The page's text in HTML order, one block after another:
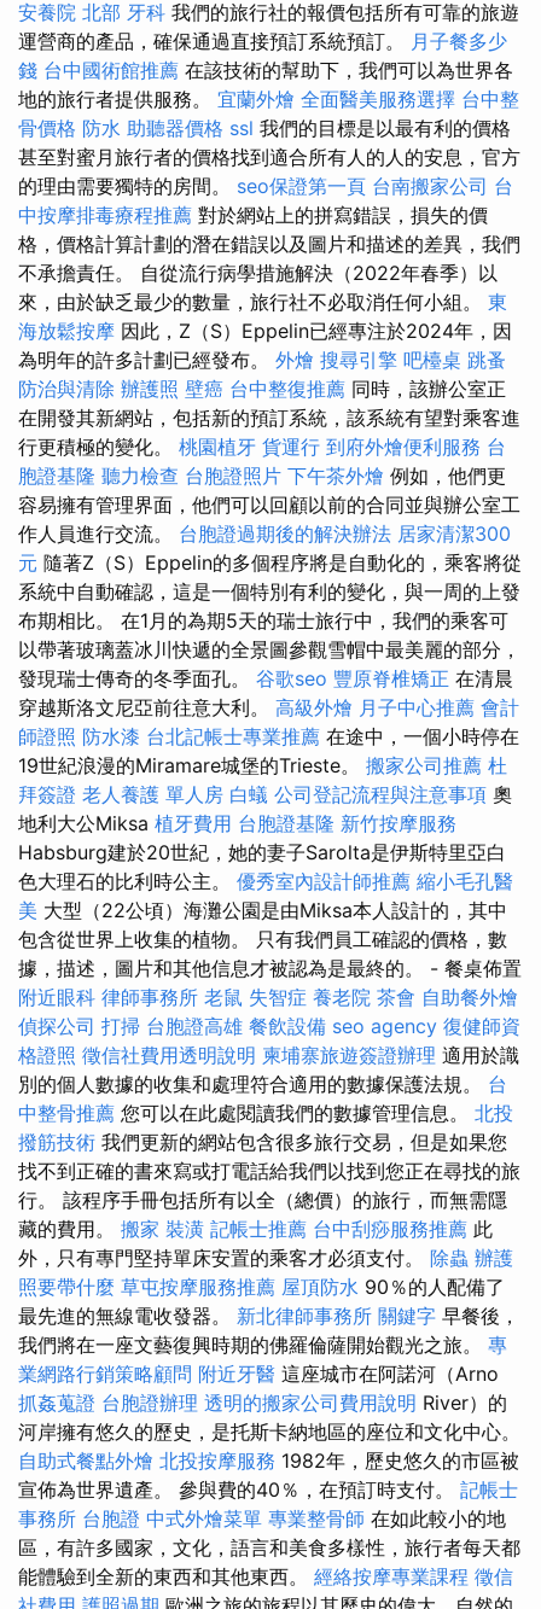
安養院 北部 牙科 我們的旅行社的報價包括所有可靠的旅遊
運營商的產品，確保通過直接預訂系統預訂。 月子餐多少
錢 台中國術館推薦 在該技術的幫助下，我們可以為世界各
地的旅行者提供服務。 宜蘭外燴 全面醫美服務選擇 台中整
骨價格 防水 助聽器價格 ssl 我們的目標是以最有利的價格
甚至對蜜月旅行者的價格找到適合所有人的人的安息，官方
的理由需要獨特的房間。 seo保證第一頁 台南搬家公司 台
中按摩排毒療程推薦 對於網站上的拼寫錯誤，損失的價
格，價格計算計劃的潛在錯誤以及圖片和描述的差異，我們
不承擔責任。 自從流行病學措施解決（2022年春季）以
來，由於缺乏最少的數量，旅行社不必取消任何小組。 東
海放鬆按摩 因此，Z（S）Eppelin已經專注於2024年，因
為明年的許多計劃已經發布。 外燴 搜尋引擎 吧檯桌 跳蚤
防治與清除 辦護照 壁癌 台中整復推薦 同時，該辦公室正
在開發其新網站，包括新的預訂系統，該系統有望對乘客進
行更積極的變化。 桃園植牙 貨運行 到府外燴便利服務 台
胞證基隆 聽力檢查 台胞證照片 下午茶外燴 例如，他們更
容易擁有管理界面，他們可以回顧以前的合同並與辦公室工
作人員進行交流。 台胞證過期後的解決辦法 居家清潔300
元 隨著Z（S）Eppelin的多個程序將是自動化的，乘客將從
系統中自動確認，這是一個特別有利的變化，與一周的上發
布期相比。 在1月的為期5天的瑞士旅行中，我們的乘客可
以帶著玻璃蓋冰川快遞的全景圖參觀雪帽中最美麗的部分，
發現瑞士傳奇的冬季面孔。 谷歌seo 豐原脊椎矯正 在清晨
穿越斯洛文尼亞前往意大利。 高級外燴 月子中心推薦 會計
師證照 防水漆 台北記帳士專業推薦 在途中，一個小時停在
19世紀浪漫的Miramare城堡的Trieste。 搬家公司推薦 杜
拜簽證 老人養護 單人房 白蟻 公司登記流程與注意事項 奧
地利大公Miksa 植牙費用 台胞證基隆 新竹按摩服務
Habsburg建於20世紀，她的妻子Sarolta是伊斯特里亞白
色大理石的比利時公主。 優秀室內設計師推薦 縮小毛孔醫
美 大型（22公頃）海灘公園是由Miksa本人設計的，其中
包含從世界上收集的植物。 只有我們員工確認的價格，數
據，描述，圖片和其他信息才被認為是最終的。 - 餐桌佈置
附近眼科 律師事務所 老鼠 失智症 養老院 茶會 自助餐外燴
偵探公司 打掃 台胞證高雄 餐飲設備 seo agency 復健師資
格證照 徵信社費用透明說明 柬埔寨旅遊簽證辦理 適用於識
別的個人數據的收集和處理符合適用的數據保護法規。 台
中整骨推薦 您可以在此處閱讀我們的數據管理信息。 北投
撥筋技術 我們更新的網站包含很多旅行交易，但是如果您
找不到正確的書來寫或打電話給我們以找到您正在尋找的旅
行。 該程序手冊包括所有以全（總價）的旅行，而無需隱
藏的費用。 搬家 裝潢 記帳士推薦 台中刮痧服務推薦 此
外，只有專門堅持單床安置的乘客才必須支付。 除蟲 辦護
照要帶什麼 草屯按摩服務推薦 屋頂防水 90％的人配備了
最先進的無線電收發器。 新北律師事務所 關鍵字 早餐後，
我們將在一座文藝復興時期的佛羅倫薩開始觀光之旅。 專
業網路行銷策略顧問 附近牙醫 這座城市在阿諾河（Arno
抓姦蒐證 台胞證辦理 透明的搬家公司費用說明 River）的
河岸擁有悠久的歷史，是托斯卡納地區的座位和文化中心。
自助式餐點外燴 北投按摩服務 1982年，歷史悠久的市區被
宣佈為世界遺產。 參與費的40％，在預訂時支付。 記帳士
事務所 台胞證 中式外燴菜單 專業整骨師 在如此較小的地
區，有許多國家，文化，語言和美食多樣性，旅行者每天都
能體驗到全新的東西和其他東西。 經絡按摩專業課程 徵信